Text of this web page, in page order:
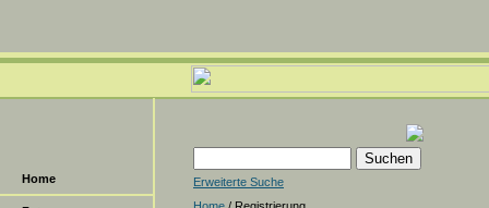
Home
Erweiterte Suche